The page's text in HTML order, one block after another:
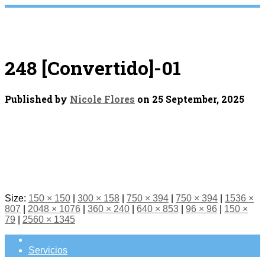
248 [Convertido]-01
Published by Nicole Flores on 25 September, 2025
Size: 150 × 150 300 × 158 750 × 394 750 × 394
1536 ×
807
2048 × 1076 360 × 240 640 × 853 96 × 96
150 ×
79
2560 × 1345
Servicios